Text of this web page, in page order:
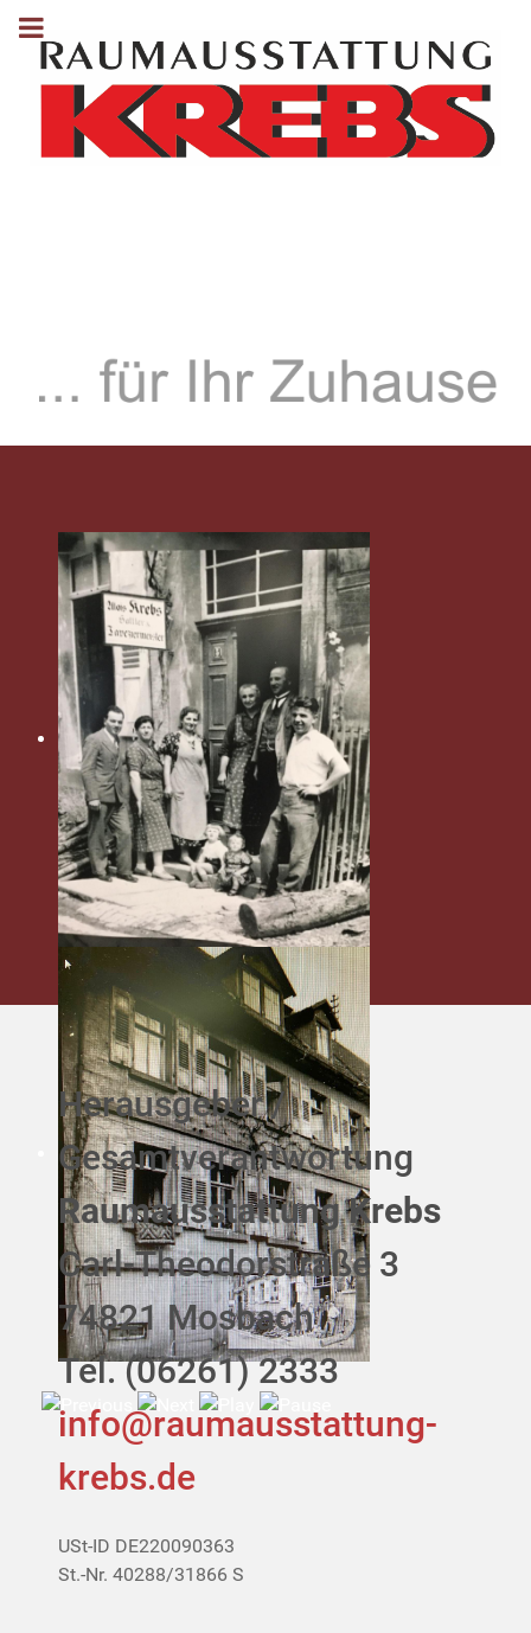
Herausgeber /
Gesamtverantwortung
Raumausstattung Krebs
Carl-Theodorstraße 3
74821 Mosbach
Tel. (06261) 2333
info@raumausstattung-
krebs.de
USt-ID DE220090363
St.-Nr. 40288/31866 S